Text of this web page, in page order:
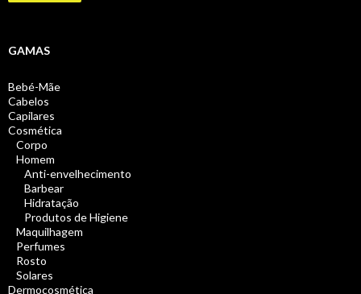
GAMAS
Bebé-Mãe
Cabelos
Capilares
Cosmética
Corpo
Homem
Anti-envelhecimento
Barbear
Hidratação
Produtos de Higiene
Maquilhagem
Perfumes
Rosto
Solares
Dermocosmética